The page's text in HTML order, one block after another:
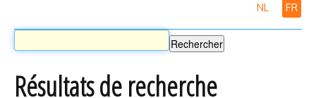
NL FR
Résultats de recherche